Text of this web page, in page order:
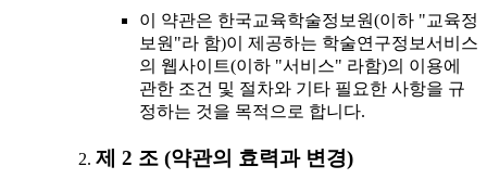
이 약관은 한국교육학술정보원(이하 "교육정
보원"라 함)이 제공하는 학술연구정보서비스
의 웹사이트(이하 "서비스" 라함)의 이용에
관한 조건 및 절차와 기타 필요한 사항을 규
정하는 것을 목적으로 합니다.
제 2 조 (약관의 효력과 변경)